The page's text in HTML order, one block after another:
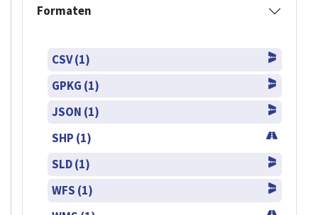
Formaten
CSV (1)
GPKG (1)
JSON (1)
SHP (1)
SLD (1)
WFS (1)